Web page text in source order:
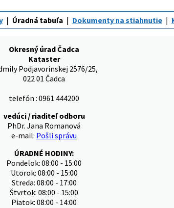
Úradná tabuľa Dokumenty na stiahnutie
Okresný úrad Čadca
Kataster
Podjavorinskej 2576/25,
022 01 Čadca
telefón : 0961 444200
vedúci / riaditeľ odboru
PhDr. Jana Romanová
e-mail: Pošli správu
ÚRADNÉ HODINY:
Pondelok: 08:00 - 15:00
Utorok: 08:00 - 15:00
Streda: 08:00 - 17:00
Štvrtok: 08:00 - 15:00
Piatok: 08:00 - 14:00